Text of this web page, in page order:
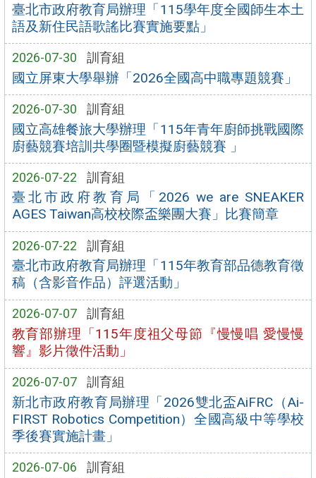
臺北市政府教育局辦理「115學年度全國師生本土
語及新住民語歌謠比賽實施要點」
2026-07-30 訓育組
國立屏東大學舉辦「2026全國高中職專題競賽」
2026-07-30 訓育組
國立高雄餐旅大學辦理「115年青年廚師挑戰國際
廚藝競賽培訓共學圈暨模擬廚藝競賽 」
2026-07-22 訓育組
臺北市政府教育局「2026 we are SNEAKER
AGES Taiwan高校校際盃樂團大賽」比賽簡章
2026-07-22 訓育組
臺北市政府教育局辦理「115年教育部品德教育徵
稿（含影音作品）評選活動」
2026-07-07 訓育組
教育部辦理「115年度祖父母節『慢慢唱 愛慢慢
響』影片徵件活動」
2026-07-07 訓育組
新北市政府教育局辦理「2026雙北盃AiFRC（Ai-
FIRST Robotics Competition）全國高級中等學校
季後賽實施計畫」
2026-07-06 訓育組